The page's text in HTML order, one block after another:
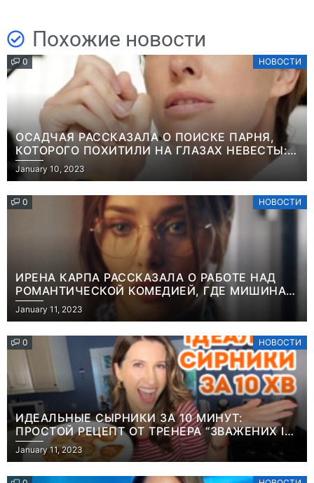
Похожие новости
0 НОВОСТИ
ОСАДЧАЯ РАССКАЗАЛА О ПОИСКЕ ПАРНЯ,
КОТОРОГО ПОХИТИЛИ НА ГЛАЗАХ НЕВЕСТЫ:
“ОН ВЕСЬ УДАР ПРИНЯЛ НА СЕБЯ”
January 10, 2023
0 НОВОСТИ
ИРЕНА КАРПА РАССКАЗАЛА О РАБОТЕ НАД
РОМАНТИЧЕСКОЙ КОМЕДИЕЙ, ГДЕ МИШИНА В
РОЛИ МАТЕРИ-ОДИНОЧКИ
January 11, 2023
0 НОВОСТИ
ИДЕАЛЬНЫЕ СЫРНИКИ ЗА 10 МИНУТ:
ПРОСТОЙ РЕЦЕПТ ОТ ТРЕНЕРА “ЗВАЖЕНИХ І
ЩАСЛИВИХ” АНИТЫ ЛУЦЕНКО
January 11, 2023